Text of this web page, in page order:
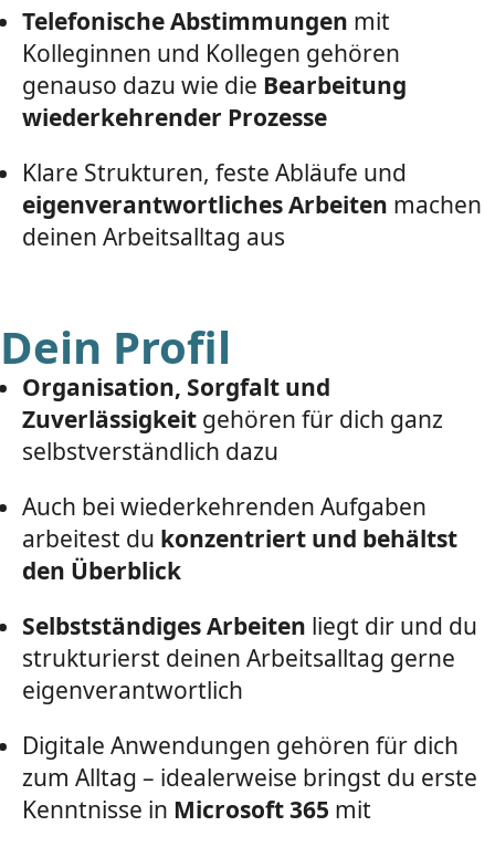
Telefonische Abstimmungen mit
Kolleginnen und Kollegen gehören
genauso dazu wie die Bearbeitung
wiederkehrender Prozesse
Klare Strukturen, feste Abläufe und
eigenverantwortliches Arbeiten machen
deinen Arbeitsalltag aus
Dein Profil
Organisation, Sorgfalt und
Zuverlässigkeit gehören für dich ganz
selbstverständlich dazu
Auch bei wiederkehrenden Aufgaben
arbeitest du konzentriert und behältst
den Überblick
Selbstständiges Arbeiten liegt dir und du
strukturierst deinen Arbeitsalltag gerne
eigenverantwortlich
Digitale Anwendungen gehören für dich
zum Alltag – idealerweise bringst du erste
Kenntnisse in Microsoft 365 mit